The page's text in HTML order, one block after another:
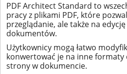
PDF Architect Standard to
pracy z plikami PDF, które
przeglądanie, ale także na
dokumentów.
Użytkownicy mogą łatwo
konwertować je na inne formaty
strony w dokumencie.